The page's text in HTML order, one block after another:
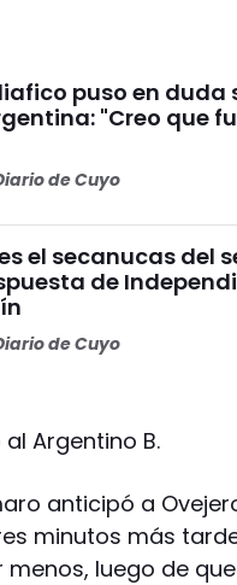
puso en
"Creo que
de Cuyo
el secanucas del
de
de Cuyo
Argentino B.
anticipó a
minutos más
luego de